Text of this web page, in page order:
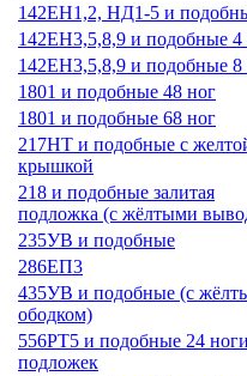
142ЕН1,2, НД1-5 и
142ЕН3,5,8,9 и подобные 4
142ЕН3,5,8,9 и подобные 8
1801 и подобные 48 ног
1801 и подобные 68 ног
217НТ и подобные с
крышкой
218 и подобные залитая
подложка (с жёлтыми
235УВ и подобные
286ЕП3
435УВ и подобные (с
ободком)
556РТ5 и подобные 24
подложек